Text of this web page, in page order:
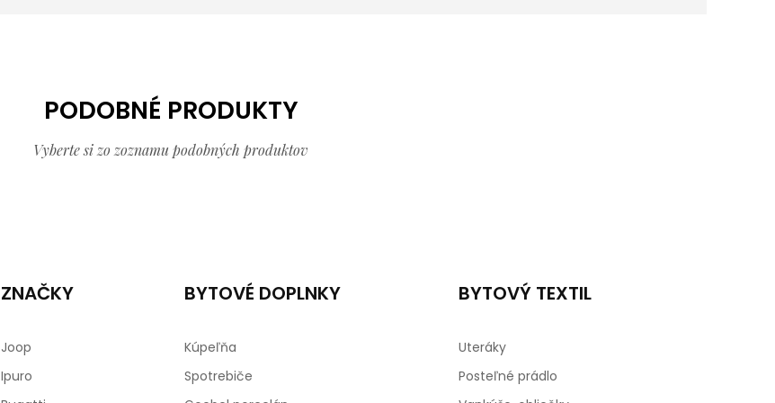
PODOBNÉ PRODUKTY
Vyberte si zo zoznamu podobných produktov
ZNAČKY
Joop
Ipuro
BYTOVÉ DOPLNKY
Kúpeľňa
Spotrebiče
BYTOVÝ TEXTIL
Uteráky
Posteľné prádlo